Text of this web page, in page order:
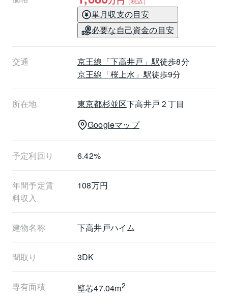
単月収支の目安
必要な自己資金の目安
交通 京王線 「下高井戸」駅徒歩8分
京王線 「桜上水」駅徒歩9分
所在地 東京都杉並区下高井戸２丁目
Googleマップ
予定利回り 6.42%
年間予定賃
料収入
108万円
建物名称 下高井戸ハイム
間取り 3DK
専有面積 壁芯47.04m2